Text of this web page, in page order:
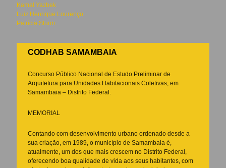
Kamal Yazbek
Luiz Henrique Lourenço
Patrícia Sturm
CODHAB SAMAMBAIA
Concurso Público Nacional de Estudo Preliminar de
Arquitetura para Unidades Habitacionais Coletivas, em
Samambaia – Distrito Federal.
MEMORIAL
Contando com desenvolvimento urbano ordenado desde a
sua criação, em 1989, o município de Samambaia é,
atualmente, um dos que mais crescem no Distrito Federal,
oferecendo boa qualidade de vida aos seus habitantes, com